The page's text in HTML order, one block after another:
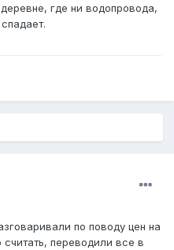
где ни водопровода,
по поводу цен на
переводили все в